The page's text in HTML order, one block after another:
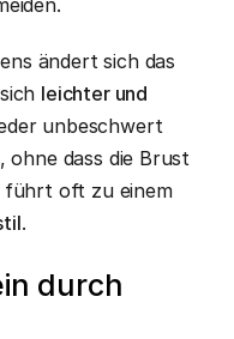
ändert sich das
leichter und
unbeschwert
ohne dass die Brust
führt oft zu einem
.
durch